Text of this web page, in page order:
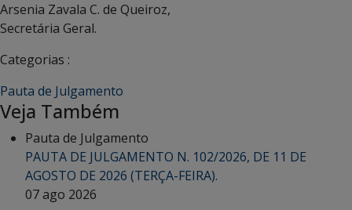
Arsenia Zavala C. de Queiroz,
Secretária Geral.
Categorias :
Pauta de Julgamento
Veja Também
Pauta de Julgamento
PAUTA DE JULGAMENTO N. 102/2026, DE 11 DE
AGOSTO DE 2026 (TERÇA-FEIRA).
07 ago 2026